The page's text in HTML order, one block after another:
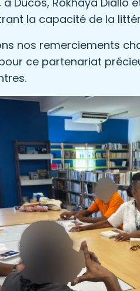
la capacité de la
nos remerciements
ce partenariat